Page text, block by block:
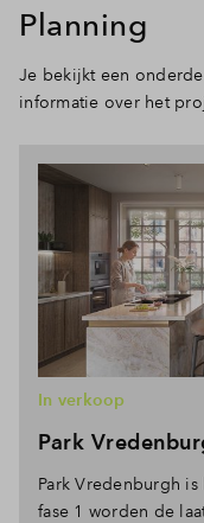
Planning
Je bekijkt een
informatie over het
Park
In verkoop
Park Vredenburgh
fase 1 worden de